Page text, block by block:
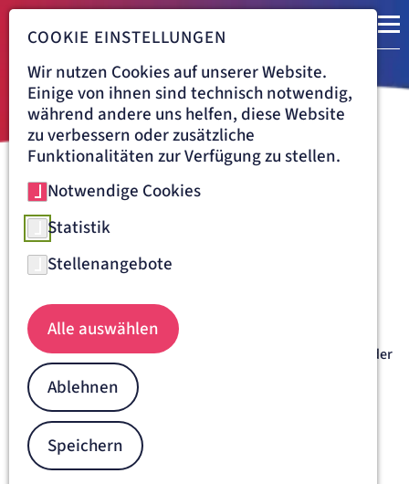
Navigationspfad
ARTEMED FACHKLINIK MÜNCHEN ÜBER UNS
Rezidivforschung - Ein
Schwerpunkt der Artemed
Fachklinik München
Das Institut für klinisch-phlebologische Forschung der
Artemed Fachklinik München beschäftigt sich intensiv mit der
Frage, nach den Ursachen für ein Wiederauftreten von
Krampfadern und mit der Entwicklung von Methoden, um
dies zu verhindern.
Die Femoralisnaht
COOKIE EINSTELLUNGEN
Wir nutzen Cookies auf unserer Website.
Einige von ihnen sind technisch notwendig,
während andere uns helfen, diese Website
zu verbessern oder zusätzliche
Funktionalitäten zur Verfügung zu stellen.
Notwendige Cookies
Statistik
Stellenangebote
Alle auswählen
Ablehnen
Speichern